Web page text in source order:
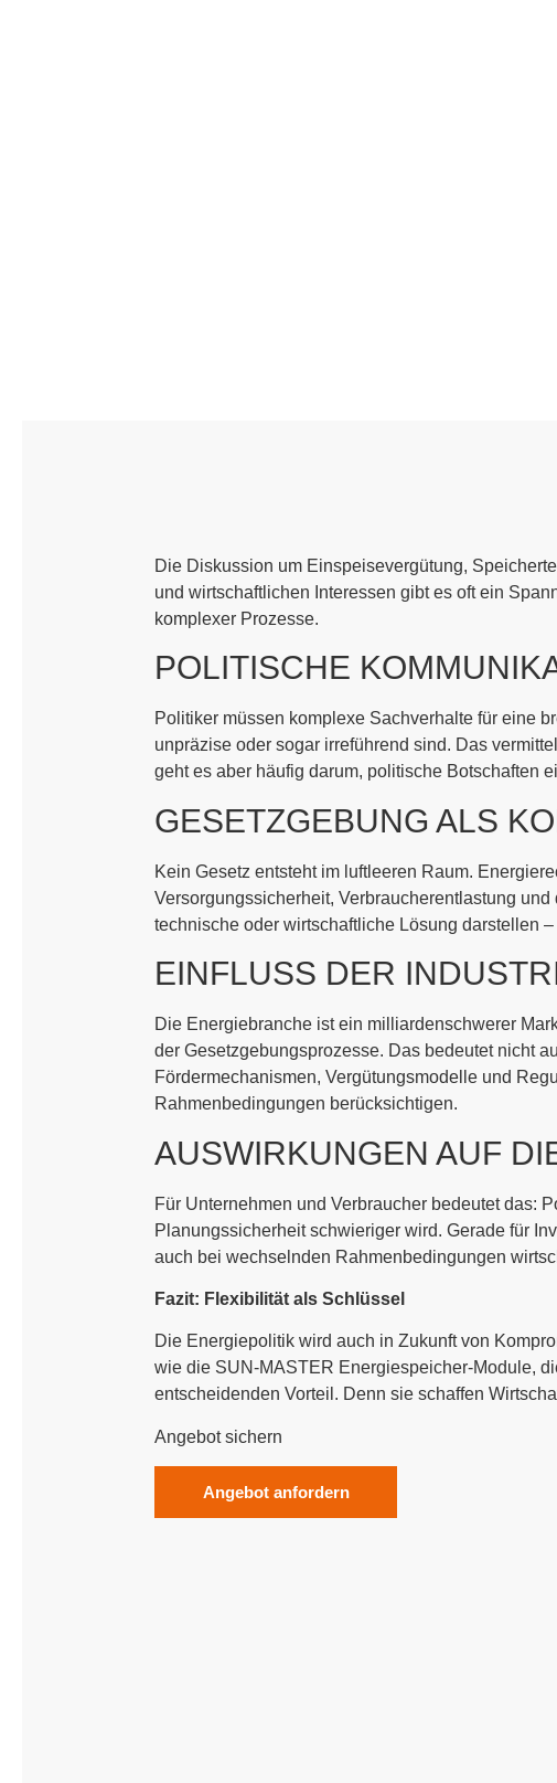
Die Diskussion um Einspeisevergütung,
und wirtschaftlichen Interessen gibt es oft ein
komplexer Prozesse.
POLITISCHE
Politiker müssen komplexe Sachverhalte für eine
unpräzise oder sogar irreführend sind. Das
geht es aber häufig darum, politische Botschaften
GESETZGEBUNG ALS
Kein Gesetz entsteht im luftleeren Raum.
Versorgungssicherheit, Verbraucherentlastung
technische oder wirtschaftliche Lösung darstellen
EINFLUSS DER
Die Energiebranche ist ein milliardenschwerer
der Gesetzgebungsprozesse. Das bedeutet nicht
Fördermechanismen, Vergütungsmodelle und
Rahmenbedingungen berücksichtigen.
AUSWIRKUNGEN AUF
Für Unternehmen und Verbraucher bedeutet das:
Planungssicherheit schwieriger wird. Gerade für
auch bei wechselnden Rahmenbedingungen
Fazit: Flexibilität als Schlüssel
Die Energiepolitik wird auch in Zukunft von
wie die SUN-MASTER Energiespeicher-Module,
entscheidenden Vorteil. Denn sie schaffen
Angebot sichern
Angebot anfordern